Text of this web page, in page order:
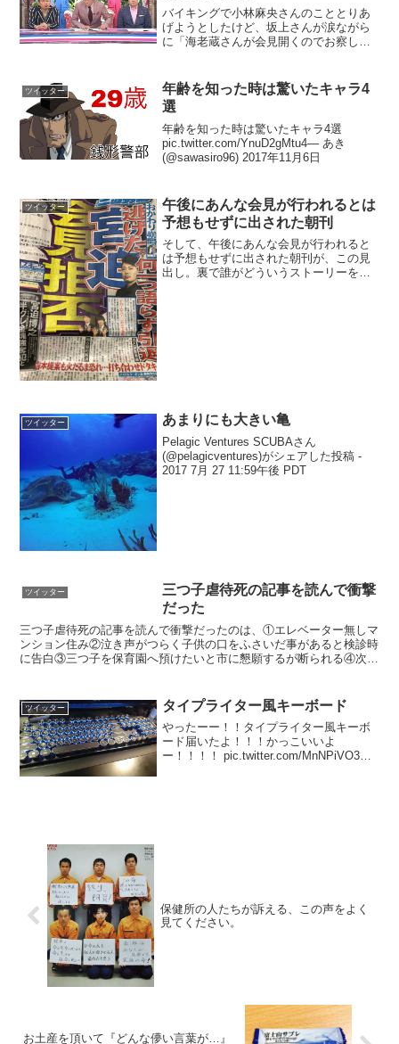
バイキングで小林麻央さんのこととりあ
げようとしたけど、坂上さんが涙ながら
に「海老蔵さんが会見開くのでお察しく
て言っててもらい泣きしそうになった—
ゆずこば@ゆずイロハ発...
ツイッター
年齢を知った時は驚いたキャラ4
選
年齢を知った時は驚いたキャラ4選
pic.twitter.com/YnuD2gMtu4— あき
(@sawasiro96) 2017年11月6日
ツイッター
午後にあんな会見が行われるとは
予想もせずに出された朝刊
そして、午後にあんな会見が行われると
は予想もせずに出された朝刊が、この見
出し。裏で誰がどういうストーリーを描
ツイッター あまりにも大きい亀
Pelagic Ventures SCUBAさん
(@pelagicventures)がシェアした投稿 -
2017 7月 27 11:59午後 PDT
ツイッター
三つ子虐待死の記事を読んで衝撃
だった
三つ子虐待死の記事を読んで衝撃だったのは、①エレベーター無しマ
ンション住み②泣き声がつらく子供の口をふさいだ事があると検診時
に告白③三つ子を保育園へ預けたいと市に懇願するが断られる④次男
ツイッター タイプライター風キーボード
やったーー！！タイプライター風キーボ
ード届いたよ！！！かっこいいよ
ー！！！！ pic.twitter.com/MnNPiVO3OS
保健所の人たちが訴える、この声をよく
見てください。
お土産を頂いて『どんな儚い言葉が…』